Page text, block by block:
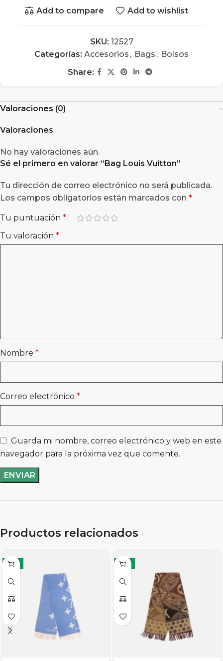
Add to compare Add to wishlist
SKU: 12527
Categorías: Accesorios , Bags , Bolsos
Share:
Valoraciones (0)
Valoraciones
No hay valoraciones aún.
Sé el primero en valorar “ Bag Louis Vuitton”
Tu dirección de correo electrónico no será publicada.
Los campos obligatorios están marcados con *
Tu puntuación *
Tu valoración *
Nombre *
Correo electrónico *
Guarda mi nombre, correo electrónico y web en este
navegador para la próxima vez que comente.
Productos relacionados
-11% -11%